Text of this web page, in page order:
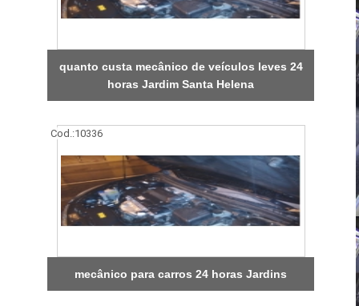
quanto custa mecânico de veículos leves 24
horas Jardim Santa Helena
Cod.:10336
mecânico para carros 24 horas Jardins